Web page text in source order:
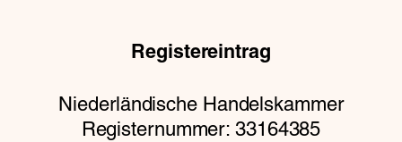
Registereintrag
Niederländische Handelskammer
Registernummer: 33164385